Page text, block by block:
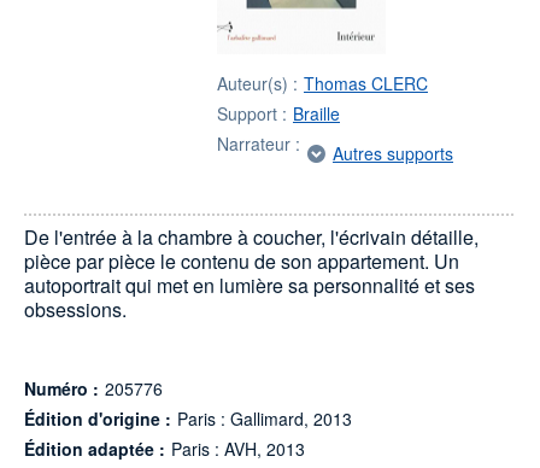
Auteur(s) : Thomas CLERC
Support : Braille
Narrateur :
Autres supports
De l'entrée à la chambre à coucher, l'écrivain détaille,
pièce par pièce le contenu de son appartement. Un
autoportrait qui met en lumière sa personnalité et ses
obsessions.
Numéro : 205776
Édition d'origine : Paris : Gallimard, 2013
Édition adaptée : Paris : AVH, 2013